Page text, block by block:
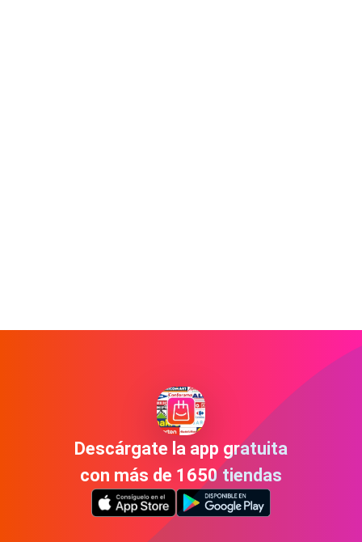
Descárgate la app gratuita
con más de 1650 tiendas